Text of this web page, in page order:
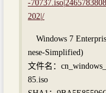
-
202|/
Windows 7
nese-Simplified)
文件名：
85.iso